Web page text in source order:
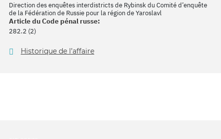
Direction des enquêtes interdistricts de Rybinsk du Comité d’enquête
de la Fédération de Russie pour la région de Yaroslavl
Article du Code pénal russe:
282.2 (2)
Historique de l’affaire